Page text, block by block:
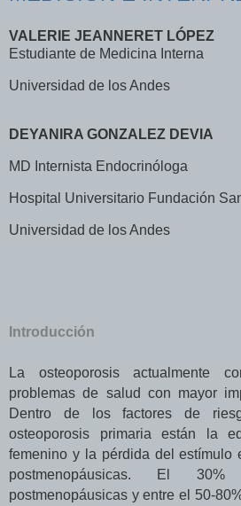
VALERIE JEANNERET LÓPEZ
Estudiante de Medicina Interna
Universidad de los Andes
DEYANIRA GONZALEZ DEVIA
MD Internista Endocrinóloga
Hospital Universitario Fundación
Universidad de los Andes
Introducción
La osteoporosis actualmente
problemas de salud con mayor
Dentro de los factores de
osteoporosis primaria están la
femenino y la pérdida del estímulo
postmenopáusicas. El
postmenopáusicas y entre el 50-